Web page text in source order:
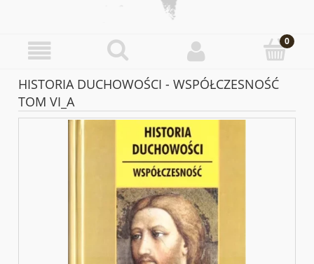
HISTORIA DUCHOWOŚCI - WSPÓŁCZESNOŚĆ
TOM VI_A